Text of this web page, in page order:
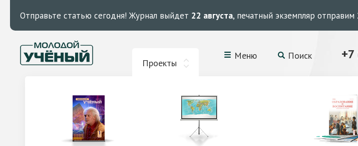
Отправьте статью сегодня! Журнал выйдет 22 августа, печатный экземпляр отправим
Проекты
Меню Поиск